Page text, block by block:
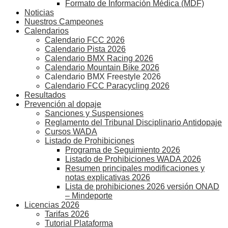
Formato de Información Médica (MDF)
Noticias
Nuestros Campeones
Calendarios
Calendario FCC 2026
Calendario Pista 2026
Calendario BMX Racing 2026
Calendario Mountain Bike 2026
Calendario BMX Freestyle 2026
Calendario FCC Paracycling 2026
Resultados
Prevención al dopaje
Sanciones y Suspensiones
Reglamento del Tribunal Disciplinario Antidopaje
Cursos WADA
Listado de Prohibiciones
Programa de Seguimiento 2026
Listado de Prohibiciones WADA 2026
Resumen principales modificaciones y
notas explicativas 2026
Lista de prohibiciones 2026 versión ONAD
– Mindeporte
Licencias 2026
Tarifas 2026
Tutorial Plataforma